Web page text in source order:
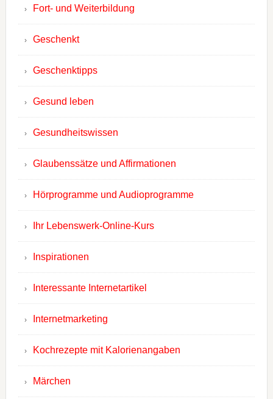
Fort- und Weiterbildung
Geschenkt
Geschenktipps
Gesund leben
Gesundheitswissen
Glaubenssätze und Affirmationen
Hörprogramme und Audioprogramme
Ihr Lebenswerk-Online-Kurs
Inspirationen
Interessante Internetartikel
Internetmarketing
Kochrezepte mit Kalorienangaben
Märchen